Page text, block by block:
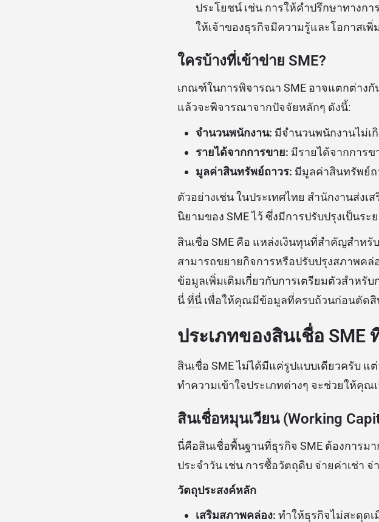
ประโยชน์ เช่น การให้คำปรึกษาทางก
ให้เจ้าของธุรกิจมีความรู้และโอกาสเ
ใครบ้างที่เข้าข่าย SME?
เกณฑ์ในการพิจารณา SME อาจแตกต่างกั
แล้วจะพิจารณาจากปัจจัยหลักๆ ดังนี้:
จำนวนพนักงาน: มีจำนวนพนักงานไม่
รายได้จากการขาย: มีรายได้จากการ
มูลค่าสินทรัพย์ถาวร: มีมูลค่าสินทรัพย์
ตัวอย่างเช่น ในประเทศไทย สำนักงานส่ง
นิยามของ SME ไว้ ซึ่งมีการปรับปรุงเป็นร
สินเชื่อ SME คือ แหล่งเงินทุนที่สำคัญสำห
สามารถขยายกิจการหรือปรับปรุงสภาพค
ข้อมูลเพิ่มเติมเกี่ยวกับการเตรียมตัวสำหรั
นี่ที่นี่ เพื่อให้คุณมีข้อมูลที่ครบถ้วนก่อนตัดสิ
ประเภทของสินเชื่อ
สินเชื่อ SME ไม่ได้มีแค่รูปแบบเดียวครับ แ
ทำความเข้าใจประเภทต่างๆ จะช่วยให้คุ
สินเชื่อหมุนเวียน (Working
นี่คือสินเชื่อพื้นฐานที่ธุรกิจ SME ต้องการม
ประจำวัน เช่น การซื้อวัตถุดิบ จ่ายค่าเช่า
วัตถุประสงค์หลัก
เสริมสภาพคล่อง: ทำให้ธุรกิจไม่สะดุดเ